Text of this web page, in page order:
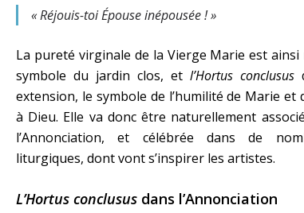
« Réjouis-toi Épouse inépousée ! »
La pureté virginale de la Vierge Marie est ainsi
symbole du jardin clos, et l’Hortus conclusus
extension, le symbole de l’humilité de Marie et
à Dieu. Elle va donc être naturellement
l’Annonciation, et célébrée dans de
liturgiques, dont vont s’inspirer les artistes.
L’Hortus conclusus dans l’Annonciation